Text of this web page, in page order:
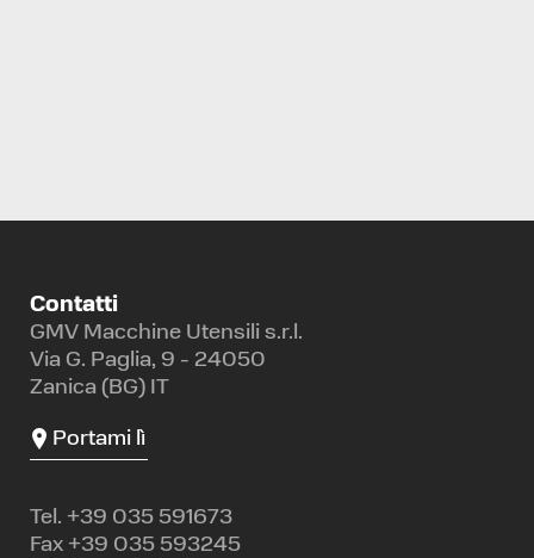
Contatti
GMV Macchine Utensili s.r.l.
Via G. Paglia, 9 - 24050
Zanica (BG) IT
Portami lì
Tel. +39 035 591673
Fax +39 035 593245